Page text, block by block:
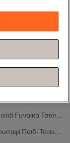
Λευκό Άνδρας Τσαντάκια Μέσης
Delis Τσαντάκια Μέσης
Evendi Γυναίκα Τσαντάκια Μέσης
Χρυσαφί Παιδί Τσαντάκια Μέσης